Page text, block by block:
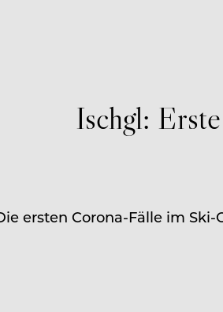
Ischgl:
ersten Corona-Fälle im